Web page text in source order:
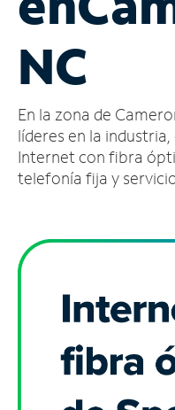
cuenta
Encuentra
tienda
NC
En la zona de
líderes en la
Internet con fibra
telefonía fija y